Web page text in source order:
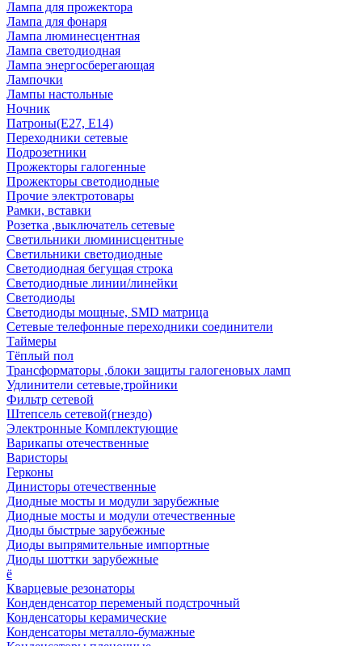
Лампа для прожектора
Лампа для фонаря
Лампа люминесцентная
Лампа светодиодная
Лампа энергосберегающая
Лампочки
Лампы настольные
Ночник
Патроны(Е27, Е14)
Переходники сетевые
Подрозетники
Прожекторы галогенные
Прожекторы светодиодные
Прочие электротовары
Рамки, вставки
Розетка ,выключатель сетевые
Светильники люминисцентные
Светильники светодиодные
Светодиодная бегущая строка
Светодиодные линии/линейки
Светодиоды
Светодиоды мощные, SMD матрица
Сетевые телефонные переходники соединители
Таймеры
Тёплый пол
Трансформаторы ,блоки защиты галогеновых ламп
Удлинители сетевые,тройники
Фильтр сетевой
Штепсель сетевой(гнездо)
Электронные Комплектующие
Варикапы отечественные
Варисторы
Герконы
Динисторы отечественные
Диодные мосты и модули зарубежные
Диодные мосты и модули отечественные
Диоды быстрые зарубежные
Диоды выпрямительные импортные
Диоды шоттки зарубежные
ё
Кварцевые резонаторы
Конденденсатор переменый подстрочный
Конденсаторы керамические
Конденсаторы металло-бумажные